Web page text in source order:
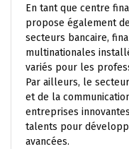
En tant que centre
propose également
secteurs bancaire,
multinationales
variés pour les
Par ailleurs, le
et de la
entreprises
talents pour
avancées.